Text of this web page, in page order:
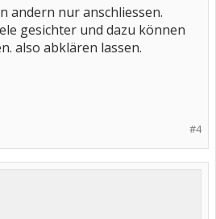
andern nur anschliessen.
gesichter und dazu können
also abklären lassen.
#4